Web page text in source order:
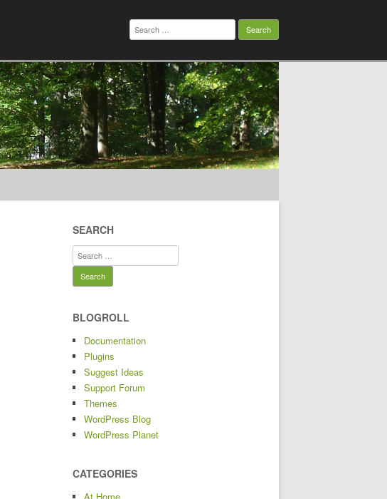
Search
for:
SEARCH
Search
for:
BLOGROLL
Documentation
Plugins
Suggest Ideas
Support Forum
Themes
WordPress Blog
WordPress Planet
CATEGORIES